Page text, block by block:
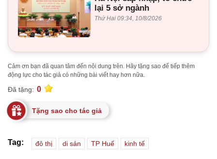
lại 5 sở ngành
Thứ Hai 09:34, 10/8/2026
Cảm ơn bạn đã quan tâm đến nội dung trên. Hãy tặng sao để tiếp thêm
động lực cho tác giả có những bài viết hay hơn nữa.
Đã tặng: 0
Tặng sao cho tác giả
Tag: đô thị di sản TP Huế kinh tế